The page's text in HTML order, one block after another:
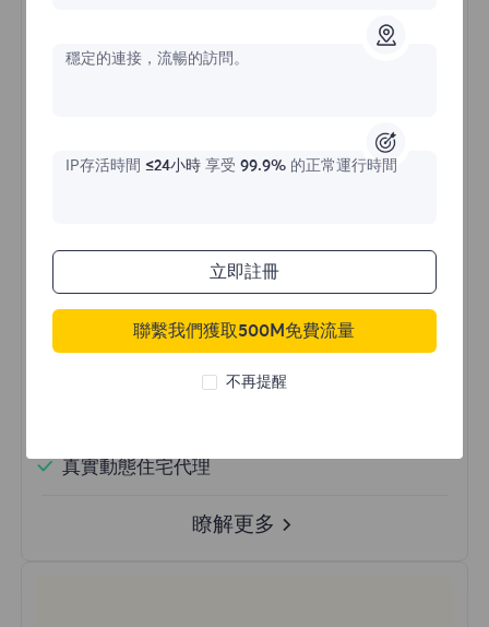
不限流量住宅代理
$?
立即購買
真實動態住宅代理
瞭解更多
穩定的連接，流暢的訪問。
IP存活時間 ≤24小時享受 99.9%的正常運行時間
立即註冊
聯繫我們獲取500M免費流量
不再提醒